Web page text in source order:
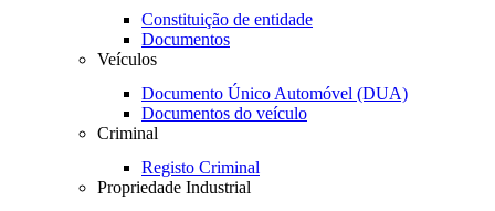
Constituição de entidade
Documentos
Veículos
Documento Único Automóvel (DUA)
Documentos do veículo
Criminal
Registo Criminal
Propriedade Industrial